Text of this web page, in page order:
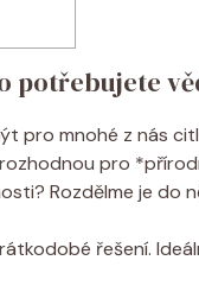
potřebujete
pro mnohé z nás
pro
Rozdělme je do
řešení.